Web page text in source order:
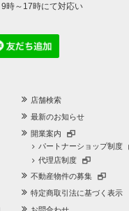
時～17時にて対応い
店舗検索
最新のお知らせ
開業案内
パートナーショップ制度
代理店制度
不動産物件の募集
特定商取引法に基づく表示